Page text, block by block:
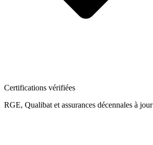
Certifications vérifiées
RGE, Qualibat et assurances décennales à jour